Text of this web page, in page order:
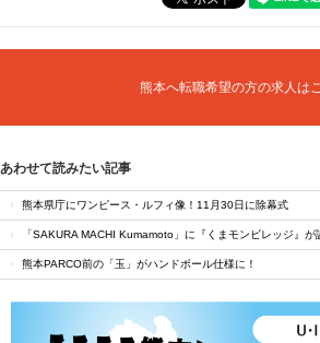
熊本へ転職希望の方の求人は
あわせて読みたい記事
熊本県庁にワンピース・ルフィ像！11月30日に除幕式
「SAKURA MACHI Kumamoto」に『くまモンビレッジ』が
熊本PARCO前の「玉」がハンドボール仕様に！